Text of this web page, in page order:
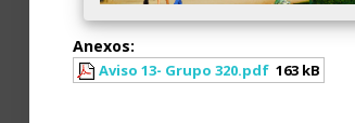
Anexos:
Aviso 13- Grupo 320.pdf 163 kB